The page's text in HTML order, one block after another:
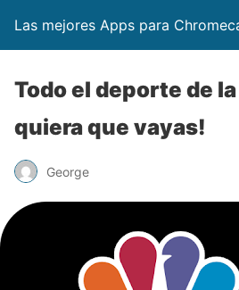
Las mejores Apps para
Todo el deporte de
quiera que vayas!
George